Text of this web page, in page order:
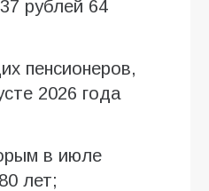
рублей 64
пенсионеров,
2026 года
в июле
лет;